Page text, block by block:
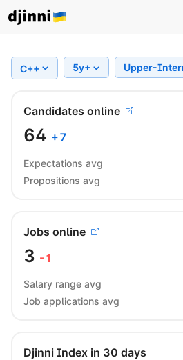
C++ 5y+ Upper-
Candidates online
64 +7
Expectations avg
Propositions avg
Jobs online
3 -1
Salary range avg
Job applications avg
Djinni Index in 30 days